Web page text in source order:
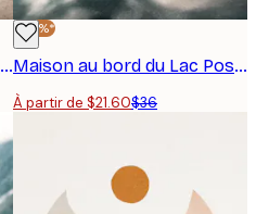
Lever de Soleil Brumeux Poster
-40%*
Maison au bord du Lac Poster
À partir de $21.60$36